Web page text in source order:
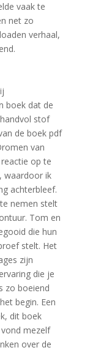
vaak te
net zo
verhaal,
boek dat de
stof
de boek pdf
van
op te
waardoor ik
achterbleef.
nemen stelt
Tom en
die hun
stelt. Het
zijn
die je
zo boeiend
begin. Een
dit boek
mezelf
over de